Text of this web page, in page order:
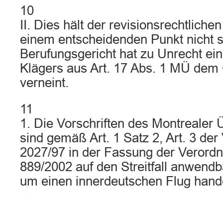
10
II. Dies hält der
einem entscheidenden Punkt nicht
Berufungsgericht hat zu Unrecht
Klägers aus Art. 17 Abs. 1 MÜ
verneint.
11
1. Die Vorschriften des Montrealer
sind gemäß Art. 1 Satz 2, Art. 3
2027/97 in der Fassung der
889/2002 auf den Streitfall
um einen innerdeutschen Flug